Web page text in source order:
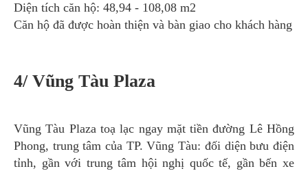
Diện tích căn hộ: 48,94 - 108,08 m2
Căn hộ đã được hoàn thiện và bàn giao cho khách hàng
4/ Vũng Tàu Plaza
Vũng Tàu Plaza toạ lạc ngay mặt tiền đường Lê Hồng
Phong, trung tâm của TP. Vũng Tàu: đối diện bưu điện
tỉnh, gần với trung tâm hội nghị quốc tế, gần bến xe